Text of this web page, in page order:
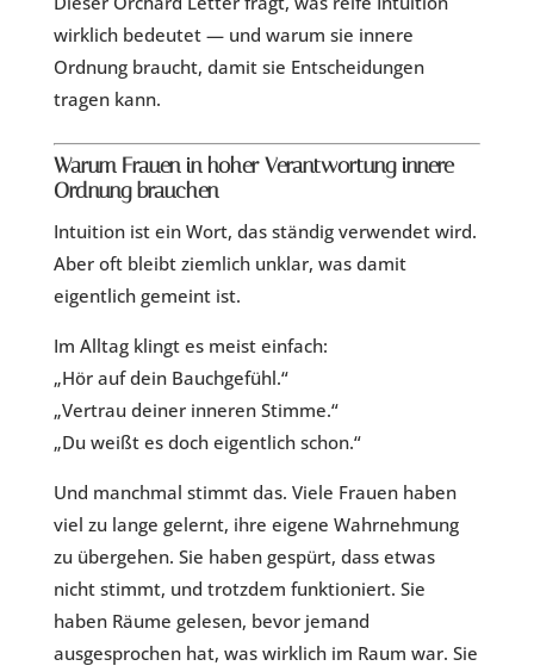
wirklich bedeutet — und warum sie innere
Ordnung braucht, damit sie Entscheidungen
tragen kann.
Warum Frauen in hoher Verantwortung innere
Ordnung brauchen
Intuition ist ein Wort, das ständig verwendet wird.
Aber oft bleibt ziemlich unklar, was damit
eigentlich gemeint ist.
Im Alltag klingt es meist einfach:
„Hör auf dein Bauchgefühl.“
„Vertrau deiner inneren Stimme.“
„Du weißt es doch eigentlich schon.“
Und manchmal stimmt das. Viele Frauen haben
viel zu lange gelernt, ihre eigene Wahrnehmung
zu übergehen. Sie haben gespürt, dass etwas
nicht stimmt, und trotzdem funktioniert. Sie
haben Räume gelesen, bevor jemand
ausgesprochen hat, was wirklich im Raum war. Sie